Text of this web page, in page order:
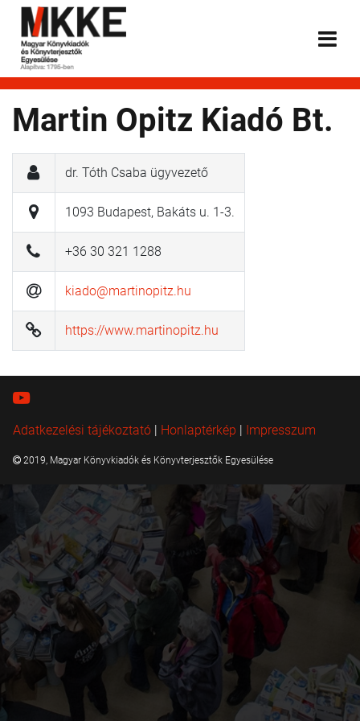
Martin Opitz Kiadó Bt.
dr. Tóth Csaba ügyvezető
1093 Budapest, Bakáts u. 1-3.
+36 30 321 1288
kiado@martinopitz.hu
https://www.martinopitz.hu
Adatkezelési tájékoztató | Honlaptérkép | Impresszum
2019, Magyar Könyvkiadók és Könyvterjesztők Egyesülése